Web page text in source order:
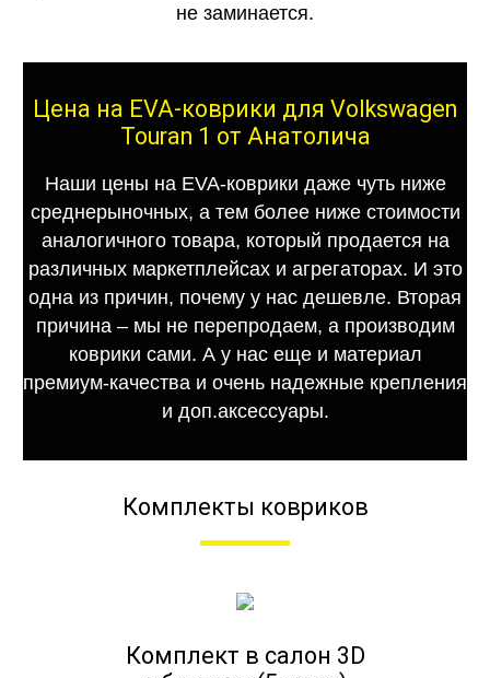
не заминается.
Цена на EVA-коврики для Volkswagen
Touran 1 от Анатолича
Наши цены на EVA-коврики даже чуть ниже
среднерыночных, а тем более ниже стоимости
аналогичного товара, который продается на
различных маркетплейсах и агрегаторах. И это
одна из причин, почему у нас дешевле. Вторая
причина – мы не перепродаем, а производим
коврики сами. А у нас еще и материал
премиум-качества и очень надежные крепления
и доп.аксессуары.
Комплекты ковриков
Комплект в салон 3D